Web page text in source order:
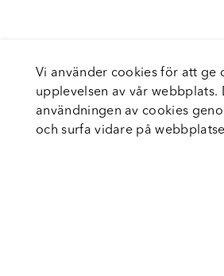
Vi använder cookies för att ge
upplevelsen av vår webbplats.
användningen av cookies
och surfa vidare på